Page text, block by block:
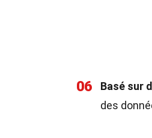
06 Basé sur
des